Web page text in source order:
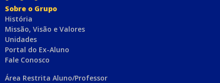
Sobre o Grupo
História
Missão, Visão e Valores
Unidades
Portal do Ex-Aluno
Fale Conosco
Área Restrita Aluno/Professor